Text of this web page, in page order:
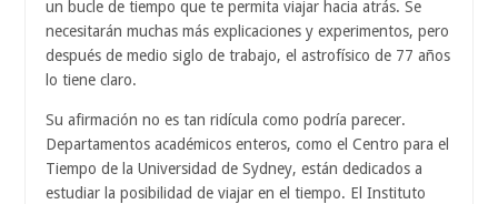
un bucle de tiempo que te permita viajar hacia atrás. Se
necesitarán muchas más explicaciones y experimentos, pero
después de medio siglo de trabajo, el astrofísico de 77 años
lo tiene claro.
Su afirmación no es tan ridícula como podría parecer.
Departamentos académicos enteros, como el Centro para el
Tiempo de la Universidad de Sydney, están dedicados a
estudiar la posibilidad de viajar en el tiempo. El Instituto